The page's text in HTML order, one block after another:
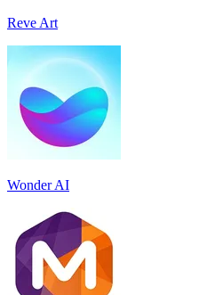
Reve Art
Wonder AI